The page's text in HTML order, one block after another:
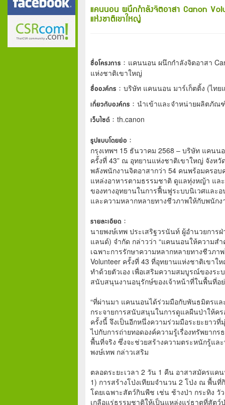
แคนนอน ผนึกกำลังจิตอาสา Canon
แห่งชาติเขาใหญ่
ชื่อโครงการ : แคนนอน ผนึกกำลังจิตอาสา
แห่งชาติเขาใหญ่
ชื่อองค์กร : บริษัท แคนนอน มาร์เก็ตติ้ง (ไทย
เกี่ยวกับองค์กร : นำเข้าและจำหน่ายผลิตภัณ
เว็บไซต์ : th.canon
รูปแบบโดยย่อ :
กรุงเทพฯ 15 ธันวาคม 2568 – บริษัท แคนน
ครั้งที่ 43” ณ อุทยานแห่งชาติเขาใหญ่ จังห
พลังพนักงานจิตอาสากว่า 54 คนพร้อมครอ
แหล่งอาหารตามธรรมชาติ ดูแลทุ่งหญ้า แล
ของทางอุทยานในการฟื้นฟูระบบนิเวศและ
และความหลากหลายทางชีวภาพให้กับพนัก
รายละเอียด :
นายพงษ์เทพ ประเสริฐวรนันท์ ผู้อำนวยการ
แลนด์) จำกัด กล่าวว่า “แคนนอนให้ความส
เฉพาะการรักษาความหลากหลายทางชีวภ
Volunteer ครั้งที่ 43 ที่อุทยานแห่งชาติเขา
ทำด้วยตัวเอง เพื่อเสริมความสมบูรณ์ของร
สนับสนุนงานอนุรักษ์ของเจ้าหน้าที่ในพื้นที่อย่
“ที่ผ่านมา แคนนอนได้ร่วมมือกับพันธมิตรแ
กระจายการสนับสนุนในการดูแลผืนป่าให้ค
ครั้งนี้ จึงเป็นอีกหนึ่งความร่วมมือระยะยาว
ไปกับการถ่ายทอดองค์ความรู้เรื่องทรัพยา
พื้นที่จริง ซึ่งจะช่วยสร้างความตระหนักรู้แ
พงษ์เทพ กล่าวเสริม
ตลอดระยะเวลา 2 วัน 1 คืน อาสาสมัครแค
1) การสร้างโป่งเทียมจำนวน 2 โป่ง ณ พื้นที่
โดยเฉพาะสัตว์กินพืช เช่น ช้างป่า กระทิง
เกลือแร่ธรรมชาติให้เป็นแหล่งแร่ธาตุที่สัต